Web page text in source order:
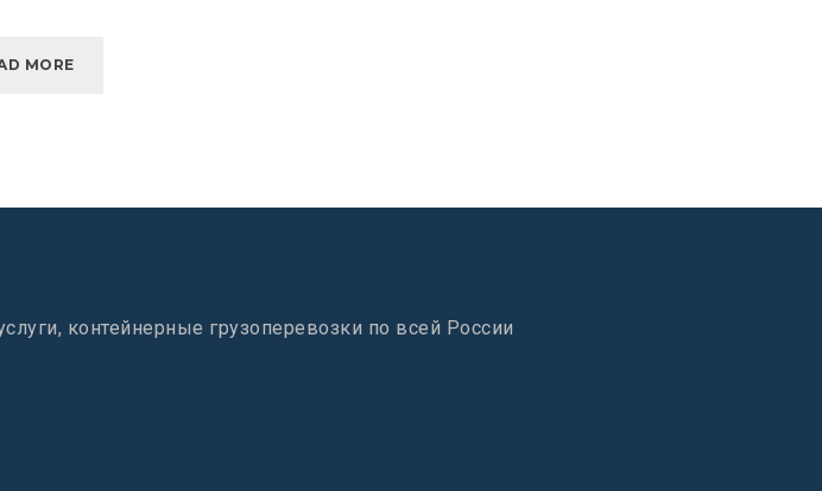
MORE
контейнерные грузоперевозки по всей России